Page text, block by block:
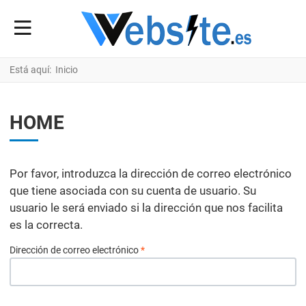
Está aquí: Inicio
HOME
Por favor, introduzca la dirección de correo electrónico
que tiene asociada con su cuenta de usuario. Su
usuario le será enviado si la dirección que nos facilita
es la correcta.
Dirección de correo electrónico*